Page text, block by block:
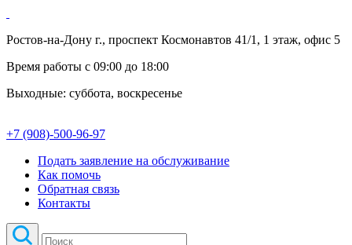
Ростов-на-Дону г., проспект Космонавтов 41/1, 1 этаж, офис 5
Время работы с 09:00 до 18:00
Выходные: суббота, воскресенье
+7 (908)-500-96-97
Подать заявление на обслуживание
Как помочь
Обратная связь
Контакты